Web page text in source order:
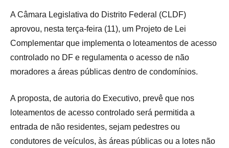
A Câmara Legislativa do Distrito Federal (CLDF)
aprovou, nesta terça-feira (11), um Projeto de Lei
Complementar que implementa o loteamentos de acesso
controlado no DF e regulamenta o acesso de não
moradores a áreas públicas dentro de condomínios.
A proposta, de autoria do Executivo, prevê que nos
loteamentos de acesso controlado será permitida a
entrada de não residentes, sejam pedestres ou
condutores de veículos, às áreas públicas ou a lotes não